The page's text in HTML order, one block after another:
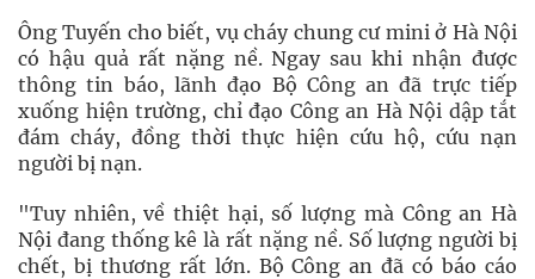
Ông Tuyến cho biết, vụ cháy chung cư mini ở Hà Nội
có hậu quả rất nặng nề. Ngay sau khi nhận được
thông tin báo, lãnh đạo Bộ Công an đã trực tiếp
xuống hiện trường, chỉ đạo Công an Hà Nội dập tắt
đám cháy, đồng thời thực hiện cứu hộ, cứu nạn
người bị nạn.
"Tuy nhiên, về thiệt hại, số lượng mà Công an Hà
Nội đang thống kê là rất nặng nề. Số lượng người bị
chết, bị thương rất lớn. Bộ Công an đã có báo cáo